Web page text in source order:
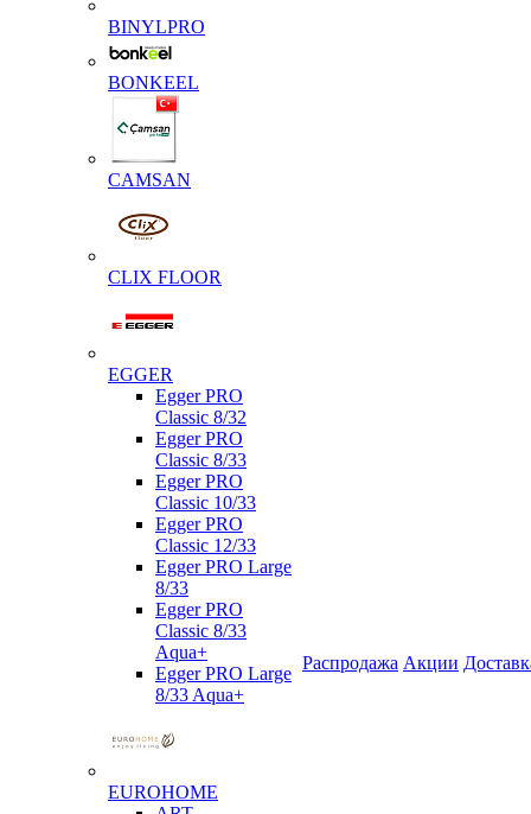
BINYLPRO
BONKEEL
CAMSAN
CLIX FLOOR
EGGER
Egger PRO
Classic 8/32
Egger PRO
Classic 8/33
Egger PRO
Classic 10/33
Egger PRO
Classic 12/33
Egger PRO Large
8/33
Egger PRO
Classic 8/33
Aqua+
Egger PRO Large
8/33 Aqua+
EUROHOME
Распродажа Акции